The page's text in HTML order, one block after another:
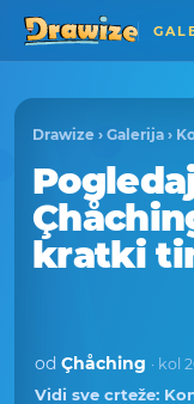
Drawize › Galerija ›
kratki
od Çhåching · kol
Vidi sve crteže: